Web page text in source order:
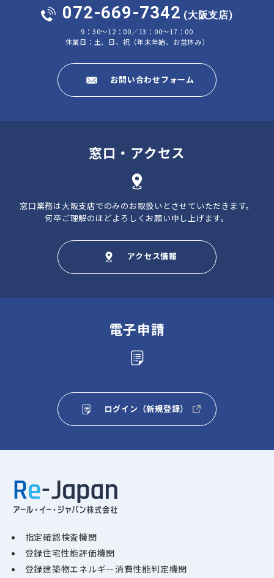
072-669-7342 (大阪支店)
9：30～12：00／13：00～17：00
休業日：土、日、祝（年末年始、お盆休み）
お問い合わせフォーム
窓口・アクセス
窓口業務は大阪支店でのみのお取扱いとさせていただきます。
何卒ご理解のほどよろしくお願い申し上げます。
アクセス情報
電子申請
ログイン（新規登録）
指定確認検査機関
登録住宅性能評価機関
登録建築物エネルギー消費性能判定機関